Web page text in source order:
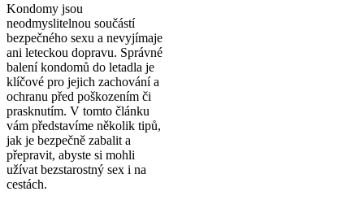
Kondomy jsou
neodmyslitelnou součástí
bezpečného sexu a nevyjímaje
ani leteckou dopravu. Správné
balení kondomů do letadla je
klíčové pro jejich zachování a
ochranu před poškozením či
prasknutím. V tomto článku
vám představíme několik tipů,
jak je bezpečně zabalit a
přepravit, abyste si mohli
užívat bezstarostný sex i na
cestách.